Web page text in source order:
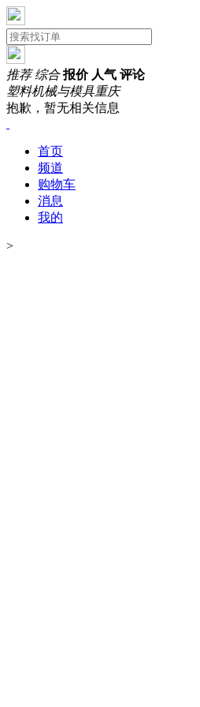
推荐 综合 报价 人气 评论
塑料机械与模具重庆
抱歉，暂无相关信息
首页
频道
购物车
消息
我的
>